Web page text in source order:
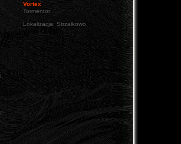
Vortex
Tormentor
Lokalizacja: Strzałkowo